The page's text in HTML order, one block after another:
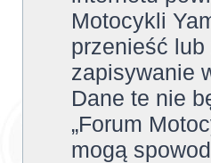
Motocykli
przenieść
zapisywanie
Dane te nie
„Forum
mogą